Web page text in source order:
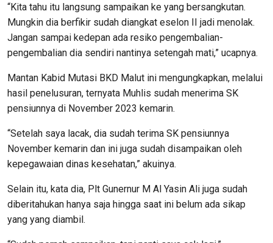
“Kita tahu itu langsung sampaikan ke yang bersangkutan.
Mungkin dia berfikir sudah diangkat eselon II jadi menolak.
Jangan sampai kedepan ada resiko pengembalian-
pengembalian dia sendiri nantinya setengah mati,” ucapnya.
Mantan Kabid Mutasi BKD Malut ini mengungkapkan, melalui
hasil penelusuran, ternyata Muhlis sudah menerima SK
pensiunnya di November 2023 kemarin.
“Setelah saya lacak, dia sudah terima SK pensiunnya
November kemarin dan ini juga sudah disampaikan oleh
kepegawaian dinas kesehatan,” akuinya.
Selain itu, kata dia, Plt Gunernur M Al Yasin Ali juga sudah
diberitahukan hanya saja hingga saat ini belum ada sikap
yang yang diambil.